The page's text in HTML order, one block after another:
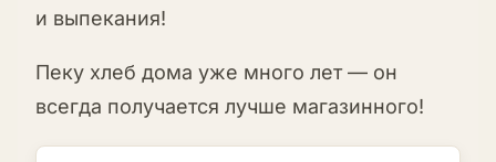
и выпекания!
Пеку хлеб дома уже много лет — он
всегда получается лучше магазинного!